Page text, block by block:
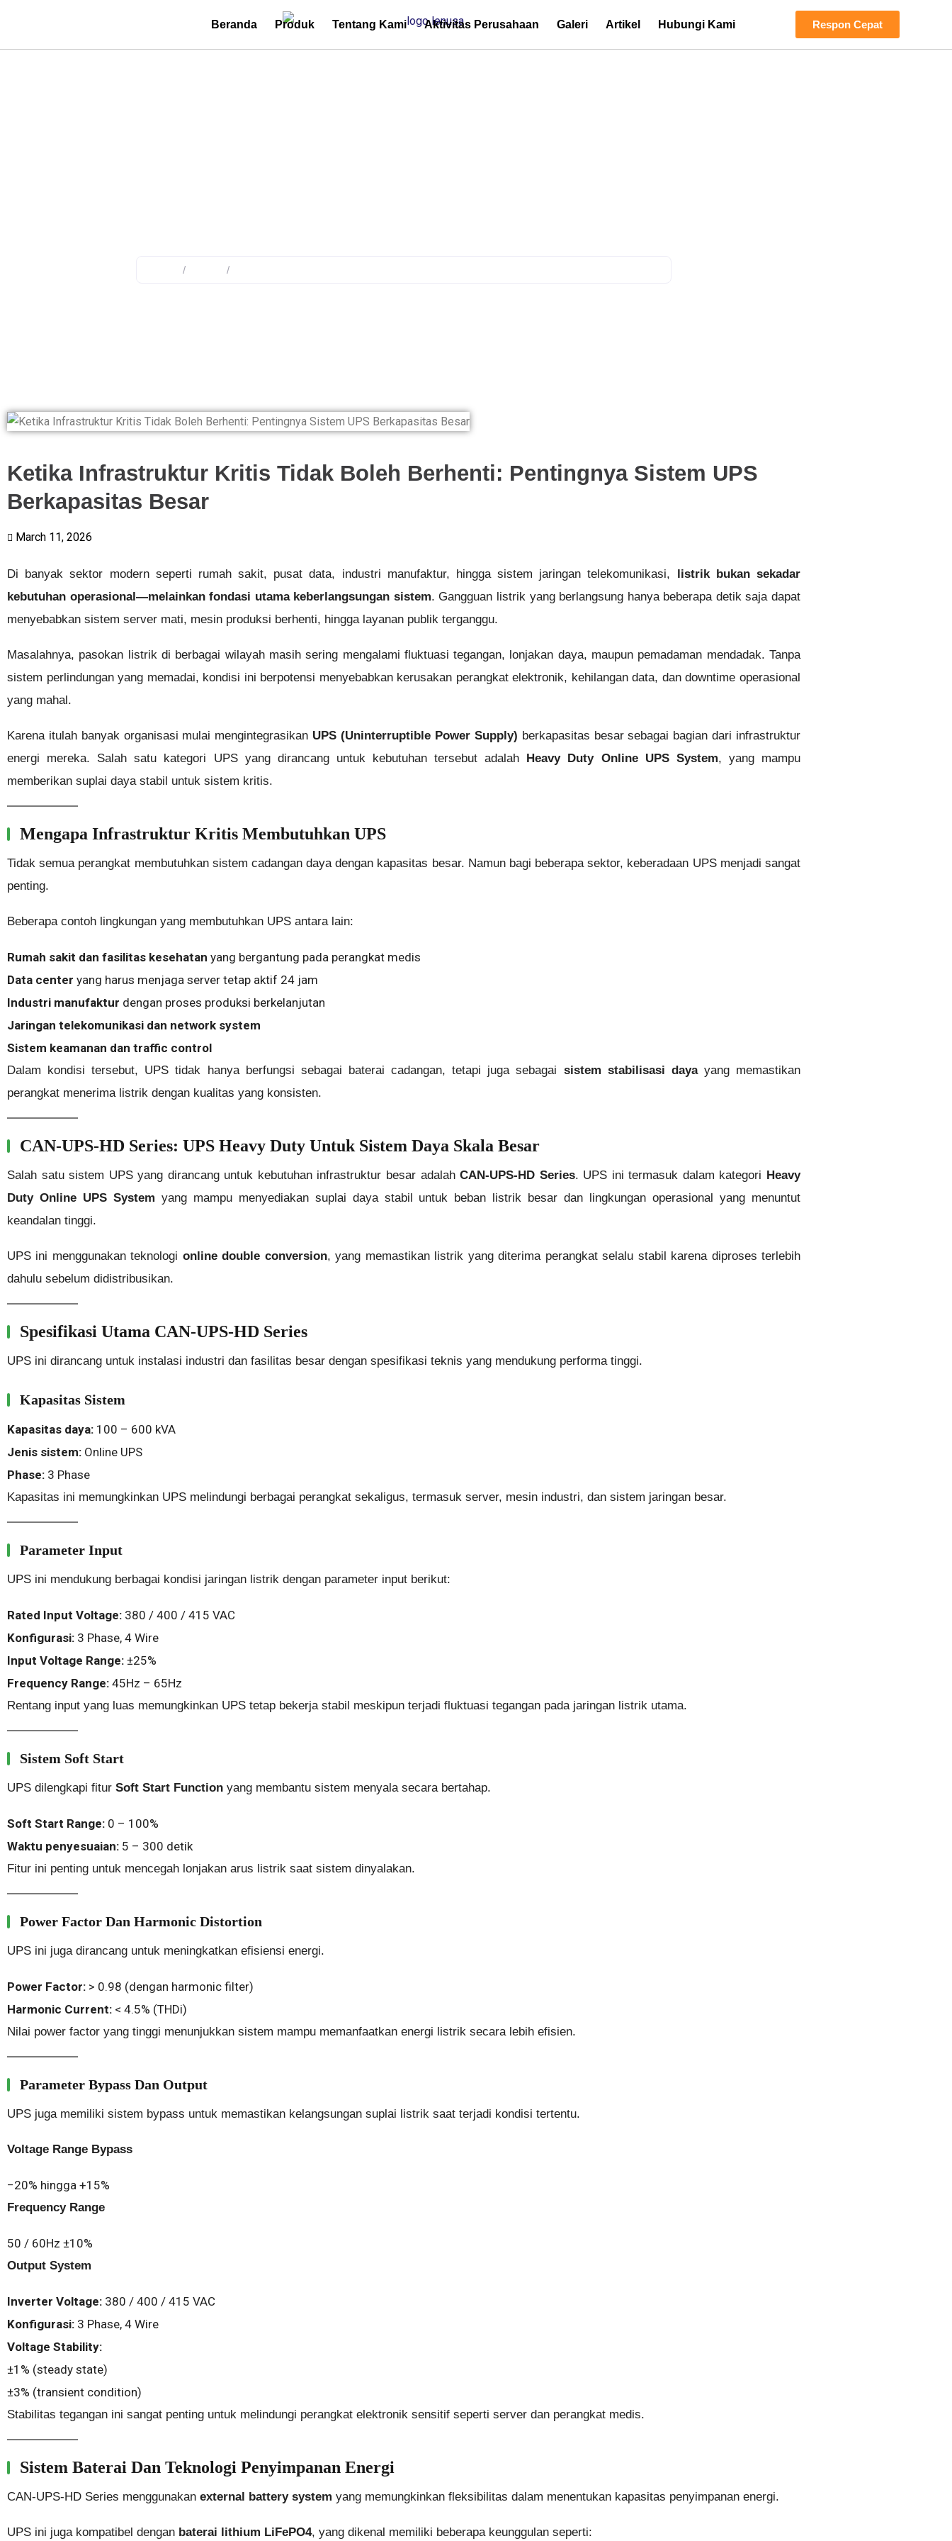
Beranda Produk Tentang Kami Aktivitas Perusahaan Galeri Artikel Hubungi Kami Respon Cepat
/ /
Ketika Infrastruktur Kritis Tidak Boleh Berhenti: Pentingnya Sistem UPS
Berkapasitas Besar
March 11, 2026
Di banyak sektor modern seperti rumah sakit, pusat data, industri manufaktur, hingga sistem jaringan telekomunikasi, listrik bukan sekadar
kebutuhan operasional—melainkan fondasi utama keberlangsungan sistem. Gangguan listrik yang berlangsung hanya beberapa detik saja dapat
menyebabkan sistem server mati, mesin produksi berhenti, hingga layanan publik terganggu.
Masalahnya, pasokan listrik di berbagai wilayah masih sering mengalami fluktuasi tegangan, lonjakan daya, maupun pemadaman mendadak. Tanpa
sistem perlindungan yang memadai, kondisi ini berpotensi menyebabkan kerusakan perangkat elektronik, kehilangan data, dan downtime operasional
yang mahal.
Karena itulah banyak organisasi mulai mengintegrasikan UPS (Uninterruptible Power Supply) berkapasitas besar sebagai bagian dari infrastruktur
energi mereka. Salah satu kategori UPS yang dirancang untuk kebutuhan tersebut adalah Heavy Duty Online UPS System, yang mampu
memberikan suplai daya stabil untuk sistem kritis.
Mengapa Infrastruktur Kritis Membutuhkan UPS
Tidak semua perangkat membutuhkan sistem cadangan daya dengan kapasitas besar. Namun bagi beberapa sektor, keberadaan UPS menjadi sangat
penting.
Beberapa contoh lingkungan yang membutuhkan UPS antara lain:
Rumah sakit dan fasilitas kesehatan yang bergantung pada perangkat medis
Data center yang harus menjaga server tetap aktif 24 jam
Industri manufaktur dengan proses produksi berkelanjutan
Jaringan telekomunikasi dan network system
Sistem keamanan dan traffic control
Dalam kondisi tersebut, UPS tidak hanya berfungsi sebagai baterai cadangan, tetapi juga sebagai sistem stabilisasi dayayang memastikan
perangkat menerima listrik dengan kualitas yang konsisten.
CAN-UPS-HD Series: UPS Heavy Duty Untuk Sistem Daya Skala Besar
Salah satu sistem UPS yang dirancang untuk kebutuhan infrastruktur besar adalahCAN-UPS-HD Series. UPS ini termasuk dalam kategori Heavy
Duty Online UPS System yang mampu menyediakan suplai daya stabil untuk beban listrik besar dan lingkungan operasional yang menuntut
keandalan tinggi.
UPS ini menggunakan teknologi online double conversion, yang memastikan listrik yang diterima perangkat selalu stabil karena diproses terlebih
dahulu sebelum didistribusikan.
Spesifikasi Utama CAN-UPS-HD Series
UPS ini dirancang untuk instalasi industri dan fasilitas besar dengan spesifikasi teknis yang mendukung performa tinggi.
Kapasitas Sistem
Kapasitas daya: 100 – 600 kVA
Jenis sistem: Online UPS
Phase: 3 Phase
Kapasitas ini memungkinkan UPS melindungi berbagai perangkat sekaligus, termasuk server, mesin industri, dan sistem jaringan besar.
Parameter Input
UPS ini mendukung berbagai kondisi jaringan listrik dengan parameter input berikut:
Rated Input Voltage: 380 / 400 / 415 VAC
Konfigurasi: 3 Phase, 4 Wire
Input Voltage Range: ±25%
Frequency Range: 45Hz – 65Hz
Rentang input yang luas memungkinkan UPS tetap bekerja stabil meskipun terjadi fluktuasi tegangan pada jaringan listrik utama.
Sistem Soft Start
UPS dilengkapi fitur Soft Start Function yang membantu sistem menyala secara bertahap.
Soft Start Range: 0 – 100%
Waktu penyesuaian: 5 – 300 detik
Fitur ini penting untuk mencegah lonjakan arus listrik saat sistem dinyalakan.
Power Factor Dan Harmonic Distortion
UPS ini juga dirancang untuk meningkatkan efisiensi energi.
Power Factor: > 0.98 (dengan harmonic filter)
Harmonic Current: < 4.5% (THDi)
Nilai power factor yang tinggi menunjukkan sistem mampu memanfaatkan energi listrik secara lebih efisien.
Parameter Bypass Dan Output
UPS juga memiliki sistem bypass untuk memastikan kelangsungan suplai listrik saat terjadi kondisi tertentu.
Voltage Range Bypass
−20% hingga +15%
Frequency Range
50 / 60Hz ±10%
Output System
Inverter Voltage: 380 / 400 / 415 VAC
Konfigurasi: 3 Phase, 4 Wire
Voltage Stability:
±1% (steady state)
±3% (transient condition)
Stabilitas tegangan ini sangat penting untuk melindungi perangkat elektronik sensitif seperti server dan perangkat medis.
Sistem Baterai Dan Teknologi Penyimpanan Energi
CAN-UPS-HD Series menggunakan external battery system yang memungkinkan fleksibilitas dalam menentukan kapasitas penyimpanan energi.
UPS ini juga kompatibel dengan baterai lithium LiFePO4, yang dikenal memiliki beberapa keunggulan seperti: